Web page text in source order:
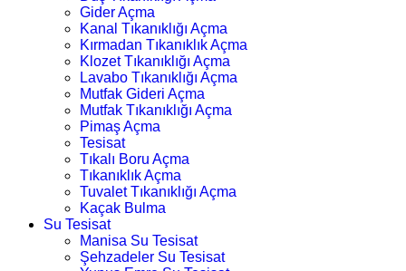
Gider Açma
Kanal Tıkanıklığı Açma
Kırmadan Tıkanıklık Açma
Klozet Tıkanıklığı Açma
Lavabo Tıkanıklığı Açma
Mutfak Gideri Açma
Mutfak Tıkanıklığı Açma
Pimaş Açma
Tesisat
Tıkalı Boru Açma
Tıkanıklık Açma
Tuvalet Tıkanıklığı Açma
Kaçak Bulma
Su Tesisat
Manisa Su Tesisat
Şehzadeler Su Tesisat